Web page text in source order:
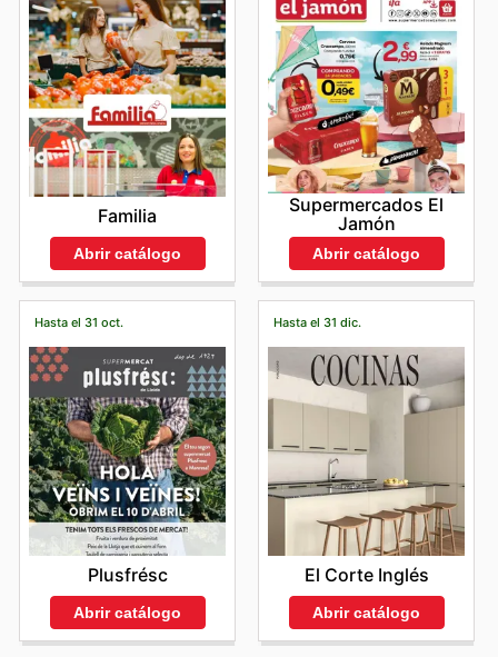
Familia
Abrir catálogo
Supermercados El
Jamón
Abrir catálogo
Hasta el 31 oct.
Plusfrésc
Abrir catálogo
Hasta el 31 dic.
El Corte Inglés
Abrir catálogo